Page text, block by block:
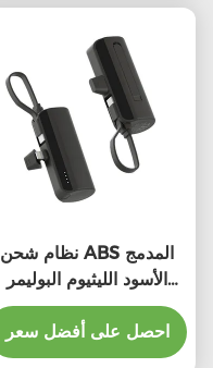
نظام شحن ABS المدمج
الأسود الليثيوم البوليمر
التلفزيوني
احصل على أفضل سعر